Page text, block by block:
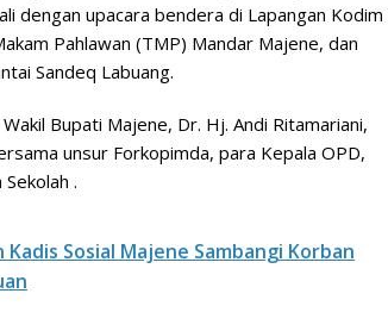
dengan upacara bendera di Lapangan Kodim
Pahlawan (TMP) Mandar Majene, dan
Sandeq Labuang.
Bupati Majene, Dr. Hj. Andi Ritamariani,
unsur Forkopimda, para Kepala OPD,
.
Sosial Majene Sambangi Korban